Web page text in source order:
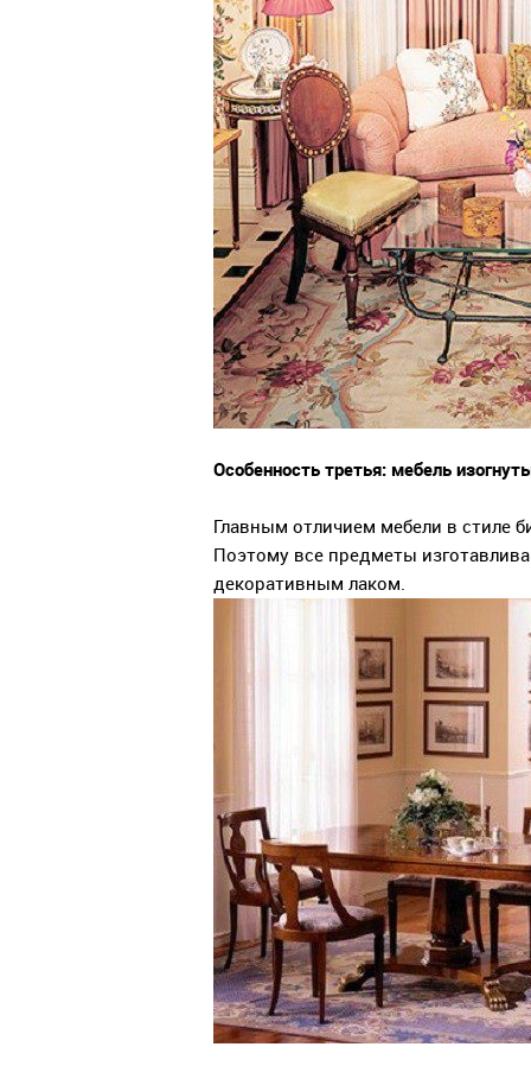
Особенность третья: мебель
Главным отличием мебели в стиле
Поэтому все предметы
декоративным лаком.